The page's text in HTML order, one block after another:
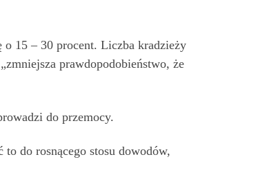
o 15 – 30 procent. Liczba kradzieży
prawdopodobieństwo, że
do przemocy.
do rosnącego stosu dowodów,